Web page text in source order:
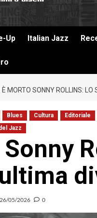
Up Italian Jazz
È MORTO SONNY ROLLINS:
Blues Cultura Editoriale
Jazz
26/05/2026 0